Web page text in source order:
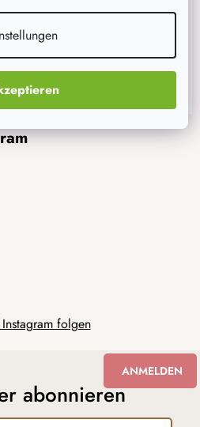
DEN WARENKORB
folgen
abonnieren
ANMELDEN